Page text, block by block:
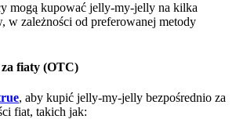
mogą kupować jelly-my-jelly na kilka
w zależności od preferowanej metody
fiaty (OTC)
, aby kupić jelly-my-jelly bezpośrednio za
fiat, takich jak: